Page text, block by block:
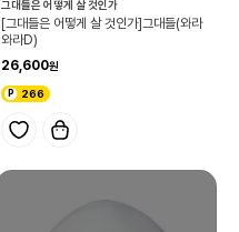
그대들은 어떻게 살 것인가
[그대들은 어떻게 살 것인가]그대들(와라
와라D)
26,600
266